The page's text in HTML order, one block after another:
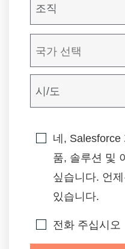
네, Salesforce
품, 솔루션 및
싶습니다. 언
있습니다.
전화 주십시오